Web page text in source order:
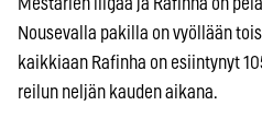
Mestarien liigaa ja Rafinha on
Nousevalla pakilla on vyöllään
kaikkiaan Rafinha on esiintynyt
reilun neljän kauden aikana.